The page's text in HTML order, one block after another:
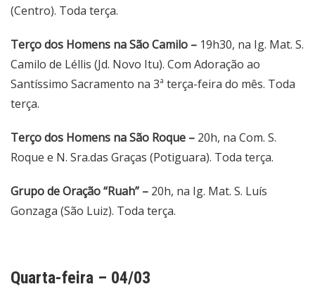
(Centro). Toda terça.
Terço dos Homens na São Camilo – 19h30, na Ig. Mat. S.
Camilo de Léllis (Jd. Novo Itu). Com Adoração ao
Santíssimo Sacramento na 3ª terça-feira do mês. Toda
terça.
Terço dos Homens na São Roque – 20h, na Com. S.
Roque e N. Sra.das Graças (Potiguara). Toda terça.
Grupo de Oração “Ruah” – 20h, na Ig. Mat. S. Luís
Gonzaga (São Luiz). Toda terça.
Quarta-feira – 04/03